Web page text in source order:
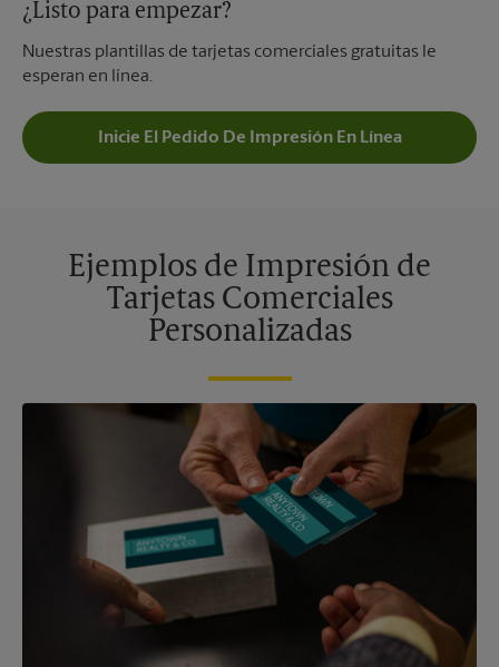
¿Listo para empezar?
Nuestras plantillas de tarjetas comerciales gratuitas le
esperan en línea.
Inicie El Pedido De Impresión En Línea
Ejemplos de Impresión de
Tarjetas Comerciales
Personalizadas